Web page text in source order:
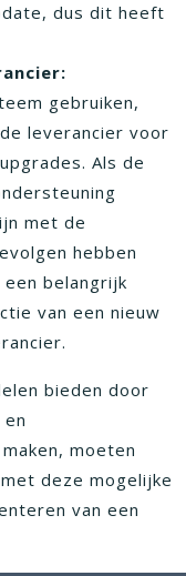
dus dit heeft
gebruiken,
leverancier voor
Als de
met de
hebben
belangrijk
van een nieuw
bieden door
moeten
deze mogelijke
van een